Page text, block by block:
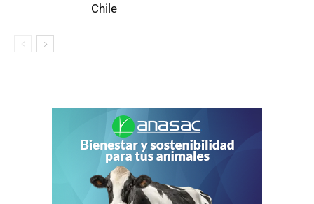
Chile